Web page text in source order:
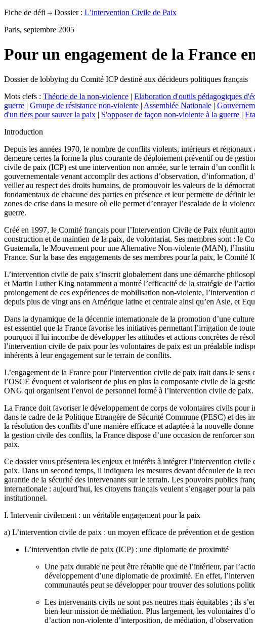
Fiche de défi Dossier : L’intervention Civile de Paix
Paris, septembre 2005
Pour un engagement de la France
Dossier de lobbying du Comité ICP destiné aux décideurs politiques français
Mots clefs : Théorie de la non-violence | Elaboration d'outils pédagogiques
guerre | Groupe de résistance non-violente | Assemblée Nationale |
d'un tiers pour sauver la paix | S'opposer de façon non-violente à la guerre |
Introduction
Depuis les années 1970, le nombre de conflits violents, intérieurs et
demeure certes la forme la plus courante de déploiement préventif ou de
civile de paix (ICP) est une intervention non armée, sur le terrain d’un conflit
gouvernementale venant accomplir des actions d’observation,
veiller au respect des droits humains, de promouvoir les valeurs de la
fondamentaux de chacune des parties en présence et leur permette de définir
zones de crise dans la mesure où elle permet d’enrayer l’escalade de la
guerre.
Créé en 1997, le Comité français pour l’Intervention Civile de Paix réunit
construction et de maintien de la paix, de volontariat. Ses membres sont : le
Guatemala, le Mouvement pour une Alternative Non-violente (MAN),
France. Sur la base des engagements de ses membres pour la paix, le
L’intervention civile de paix s’inscrit globalement dans une démarche
et Martin Luther King notamment a montré l’efficacité de la stratégie de
prolongement de ces expériences de mobilisation non-violente,
depuis plus de vingt ans en Amérique latine et centrale ainsi qu’en Asie, et
Dans la dynamique de la décennie internationale de la promotion d’une
est essentiel que la France favorise les initiatives permettant l’irrigation de
pourquoi il lui incombe de développer les attitudes et actions concrètes de
l’intervention civile de paix pour les volontaires de paix est un préalable
inhérents à leur engagement sur le terrain de conflits.
L’engagement de la France pour l‘intervention civile de paix irait dans le
l’OSCE évoquent et valorisent de plus en plus la composante civile de la
ONG qui organisent l’envoi de personnel formé à l’intervention civile de
La France doit favoriser le développement de corps de volontaires civils pour
dans le cadre de la Politique Etrangère de Sécurité Commune (PESC) et des
la résolution des conflits d’une manière efficace et adaptée à la nouvelle
la gestion civile des conflits, la France dispose d’une occasion de renforcer
paix.
Ce dossier vous présentera les enjeux et intérêts à intégrer l’intervention
paix. Dans un second temps, il indiquera les mesures devant découler de la
garantie de la sécurité des intervenants sur le terrain. Les pouvoirs publics
internationale : aujourd’hui, les citoyens français veulent s’engager pour la
institutionnel.
I. Intervenir civilement : un véritable engagement pour la paix
a) L’intervention civile de paix : un moyen efficace de prévention et de
L’intervention civile de paix (ICP) : une diplomatie de proximité
Une paix durable ne peut être rétablie que de l’intérieur, par
développement d’une diplomatie de proximité. En effet,
communautés peut se développer pour trouver des solutions
Les intervenants civils ne sont pas neutres mais équitables ; ils
bien leur mission de médiation. Plus largement, les volontaires
d’action non-violente d’interposition, de médiation, d’observation